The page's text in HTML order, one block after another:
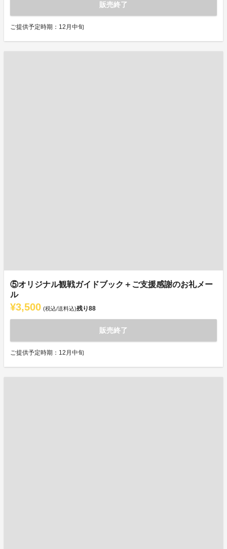
販売終了
ご提供予定時期：12月中旬
⑤オリジナル観戦ガイドブック＋ご支援感謝のお礼メー
ル
¥3,500 (税込/送料込)残り88
販売終了
ご提供予定時期：12月中旬